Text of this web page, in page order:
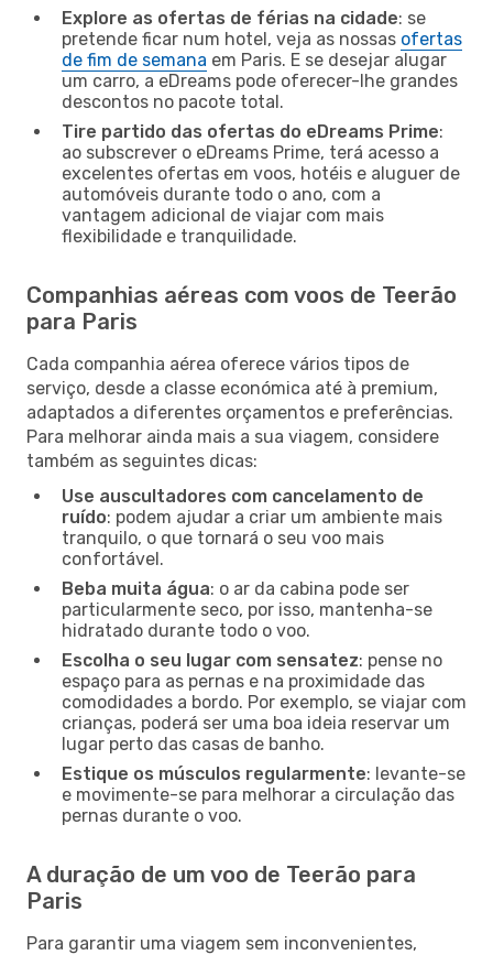
Explore as ofertas de férias na cidade: se
pretende ficar num hotel, veja as nossas ofertas
de fim de semana em Paris. E se desejar alugar
um carro, a eDreams pode oferecer-lhe grandes
descontos no pacote total.
Tire partido das ofertas do eDreams Prime:
ao subscrever o eDreams Prime, terá acesso a
excelentes ofertas em voos, hotéis e aluguer de
automóveis durante todo o ano, com a
vantagem adicional de viajar com mais
flexibilidade e tranquilidade.
Companhias aéreas com voos de Teerão
para Paris
Cada companhia aérea oferece vários tipos de
serviço, desde a classe económica até à premium,
adaptados a diferentes orçamentos e preferências.
Para melhorar ainda mais a sua viagem, considere
também as seguintes dicas:
Use auscultadores com cancelamento de
ruído: podem ajudar a criar um ambiente mais
tranquilo, o que tornará o seu voo mais
confortável.
Beba muita água: o ar da cabina pode ser
particularmente seco, por isso, mantenha-se
hidratado durante todo o voo.
Escolha o seu lugar com sensatez: pense no
espaço para as pernas e na proximidade das
comodidades a bordo. Por exemplo, se viajar com
crianças, poderá ser uma boa ideia reservar um
lugar perto das casas de banho.
Estique os músculos regularmente: levante-se
e movimente-se para melhorar a circulação das
pernas durante o voo.
A duração de um voo de Teerão para
Paris
Para garantir uma viagem sem inconvenientes,